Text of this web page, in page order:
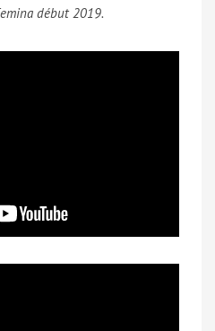
début 2019.